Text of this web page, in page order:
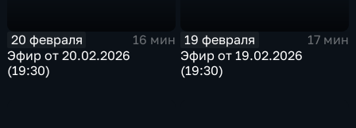
20 февраля
16 мин
Эфир от 20.02.2026
(19:30)
19 февраля
17 мин
Эфир от 19.02.2026
(19:30)